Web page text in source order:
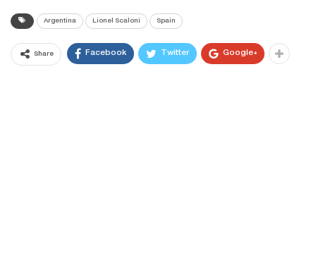
Argentina Lionel Scaloni Spain
Share Facebook Twitter Google+